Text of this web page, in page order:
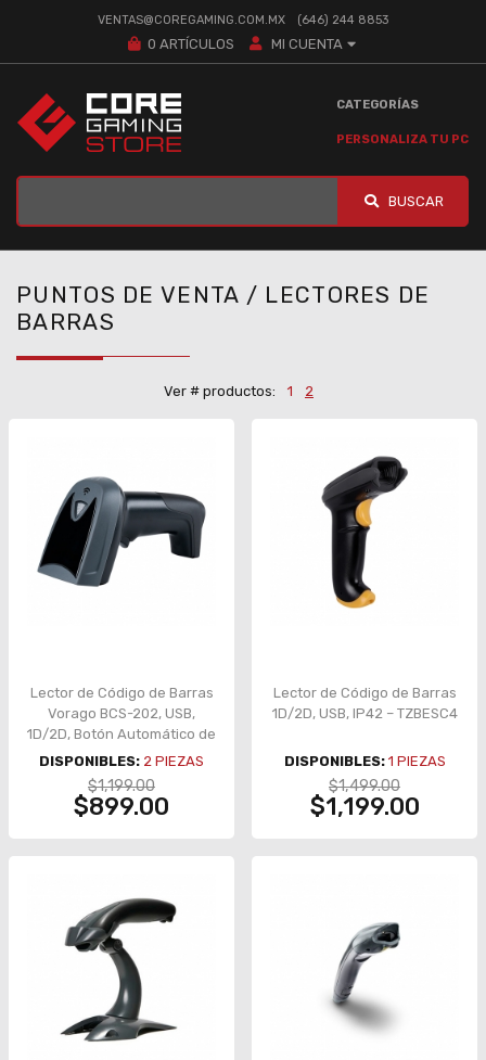
VENTAS@COREGAMING.COM.MX (646) 244 8853
0 ARTÍCULOS MI CUENTA
CATEGORÍAS
PERSONALIZA TU PC
BUSCAR
PUNTOS DE VENTA / LECTORES DE
BARRAS
Ver # productos: 1 2
Lector de Código de Barras
Vorago BCS-202, USB,
1D/2D, Botón Automático de
Escaneo, QR – Vorago BCS-
202
DISPONIBLES: 2 PIEZAS
$1,199.00
$899.00
Lector de Código de Barras
1D/2D, USB, IP42 – TZBESC4
DISPONIBLES: 1 PIEZAS
$1,499.00
$1,199.00